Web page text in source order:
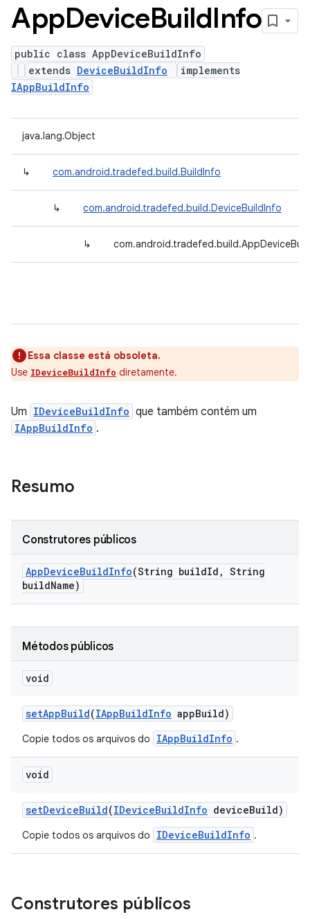
AppDeviceBuildInfo
public class AppDeviceBuildInfo
extends DeviceBuildInfo
implements
IAppBuildInfo
java.lang.Object
↳ com.android.tradefed.build.BuildInfo
↳ com.android.tradefed.build.DeviceBuildInfo
↳
Essa classe está obsoleta.
Use IDeviceBuildInfo diretamente.
Um IDeviceBuildInfo que também contém um
IAppBuildInfo .
Resumo
Construtores públicos
AppDeviceBuildInfo(String buildId , String
buildName)
Métodos públicos
void
setAppBuild(IAppBuildInfo appBuild)
Copie todos os arquivos do IAppBuildInfo .
void
setDeviceBuild(IDeviceBuildInfo deviceBuild)
Copie todos os arquivos do IDeviceBuildInfo .
Construtores públicos